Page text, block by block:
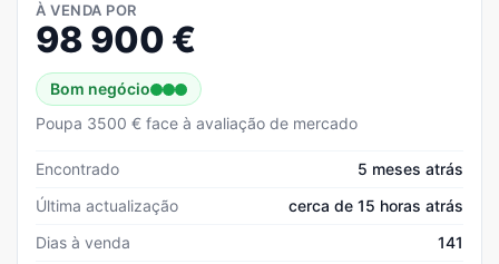
À VENDA POR
98 900 €
Bom negócio
Poupa 3500 € face à avaliação de mercado
Encontrado
5 meses atrás
Última actualização
cerca de 15 horas atrás
Dias à venda
141